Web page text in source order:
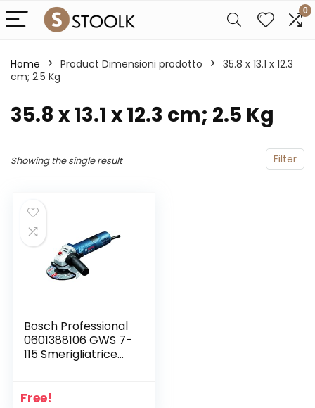
0
Home Product Dimensioni prodotto
‎35.8 x 13.1 x 12.3
cm; 2.5 Kg
‎35.8 x 13.1 x 12.3 cm; 2.5 Kg
Filter
Showing the single result
Bosch Professional
0601388106 GWS 7-
115 Smerigliatrice
V
Free!